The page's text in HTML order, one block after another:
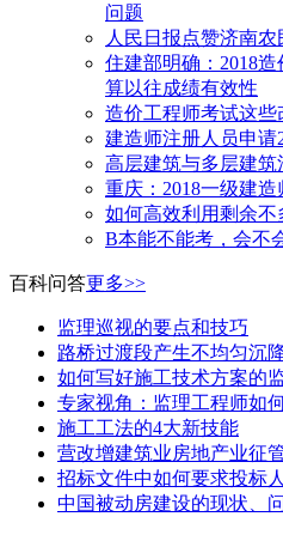
问题
人民日报点赞济南
住建部明确：2018
算以往成绩有效性
造价工程师考试这些
建造师注册人员申请
高层建筑与多层建筑
重庆：2018一级建
如何高效利用剩余不
B本能不能考，会不
百科问答更多>>
监理巡视的要点和技巧
路桥过渡段产生不均匀沉
如何写好施工技术方案的
专家视角：监理工程师如
施工工法的4大新技能
营改增建筑业房地产业征
招标文件中如何要求投标
中国被动房建设的现状、